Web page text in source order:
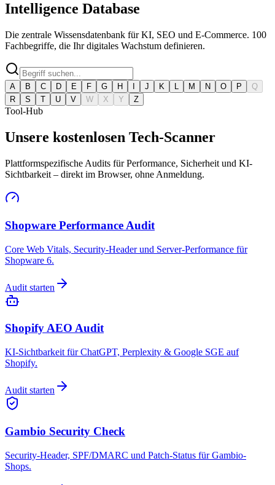
Intelligence Database
Die zentrale Wissensdatenbank für KI, SEO und E-Commerce. 100
Fachbegriffe, die Ihr digitales Wachstum definieren.
A B C D E F G H J K L M N O P
Q
R
S T U V W X Y Z
Tool-Hub
Unsere kostenlosen Tech-Scanner
Plattformspezifische Audits für Performance, Sicherheit und KI-
Sichtbarkeit – direkt im Browser, ohne Anmeldung.
Shopware Performance Audit
Core Web Vitals, Security-Header und Server-Performance für
Shopware 6.
Audit starten
Shopify AEO Audit
KI-Sichtbarkeit für ChatGPT, Perplexity & Google SGE auf
Shopify.
Audit starten
Gambio Security Check
Security-Header, SPF/DMARC und Patch-Status für Gambio-
Shops.